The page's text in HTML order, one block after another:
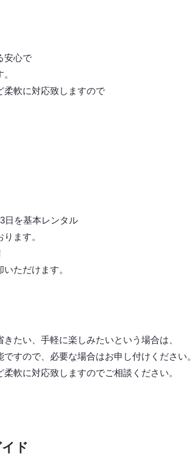
安心で
柔軟に対応致しますので
日を基本レンタル
ます。
ただけます。
たい、手軽に楽しみたいという場合は、
すので、必要な場合はお申し付けください。
柔軟に対応致しますのでご相談ください。
ド